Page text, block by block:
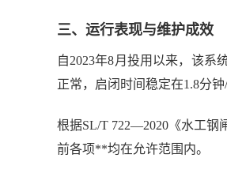
三、运行表现与维护成效
自2023年8月投用以来，该系
正常，启闭时间稳定在1.8分钟
根据SL/T 722—2020《水工钢
前各项**均在允许范围内。